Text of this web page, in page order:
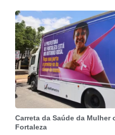
Carreta da Saúde da Mulher
Fortaleza